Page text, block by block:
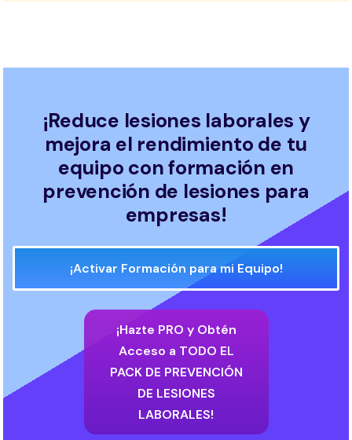
¡Reduce lesiones laborales y
mejora el rendimiento de tu
equipo con formación en
prevención de lesiones para
empresas!
¡Activar Formación para mi Equipo!
¡Hazte PRO y Obtén
Acceso a TODO EL
PACK DE PREVENCIÓN
DE LESIONES
LABORALES!